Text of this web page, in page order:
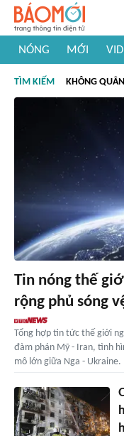
NÓNG MỚI
#Khám phá thế giới
TÌM KIẾM KHÔNG
Tin nóng thế
rộng phủ sóng
Tổng hợp tin tức thế giới
đàm phán Mỹ - Iran, tình
mô lớn giữa Nga - Ukraine.